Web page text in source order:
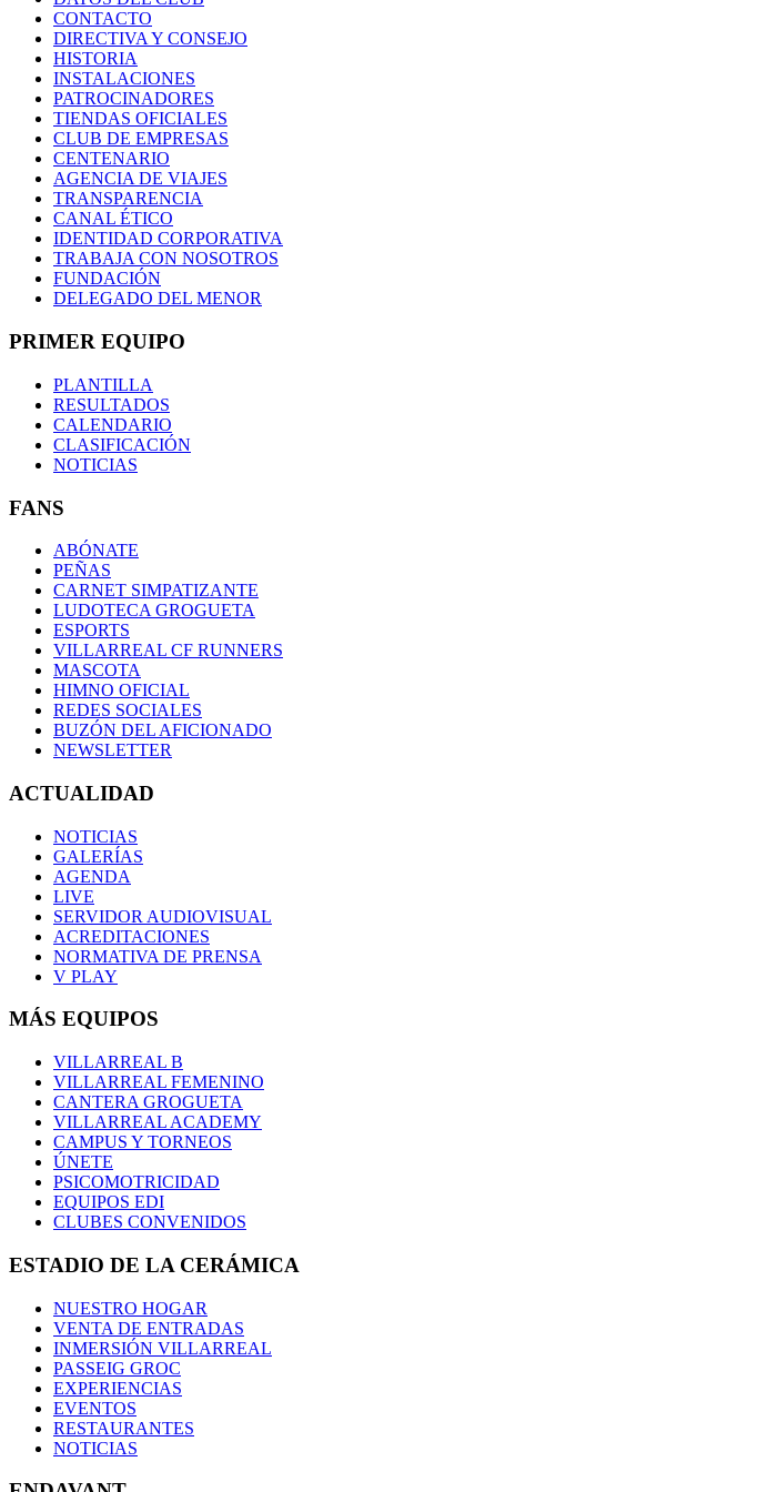
CONTACTO
DIRECTIVA Y CONSEJO
HISTORIA
INSTALACIONES
PATROCINADORES
TIENDAS OFICIALES
CLUB DE EMPRESAS
CENTENARIO
AGENCIA DE VIAJES
TRANSPARENCIA
CANAL ÉTICO
IDENTIDAD CORPORATIVA
TRABAJA CON NOSOTROS
FUNDACIÓN
DELEGADO DEL MENOR
PRIMER EQUIPO
PLANTILLA
RESULTADOS
CALENDARIO
CLASIFICACIÓN
NOTICIAS
FANS
ABÓNATE
PEÑAS
CARNET SIMPATIZANTE
LUDOTECA GROGUETA
ESPORTS
VILLARREAL CF RUNNERS
MASCOTA
HIMNO OFICIAL
REDES SOCIALES
BUZÓN DEL AFICIONADO
NEWSLETTER
ACTUALIDAD
NOTICIAS
GALERÍAS
AGENDA
LIVE
SERVIDOR AUDIOVISUAL
ACREDITACIONES
NORMATIVA DE PRENSA
V PLAY
MÁS EQUIPOS
VILLARREAL B
VILLARREAL FEMENINO
CANTERA GROGUETA
VILLARREAL ACADEMY
CAMPUS Y TORNEOS
ÚNETE
PSICOMOTRICIDAD
EQUIPOS EDI
CLUBES CONVENIDOS
ESTADIO DE LA CERÁMICA
NUESTRO HOGAR
VENTA DE ENTRADAS
INMERSIÓN VILLARREAL
PASSEIG GROC
EXPERIENCIAS
EVENTOS
RESTAURANTES
NOTICIAS